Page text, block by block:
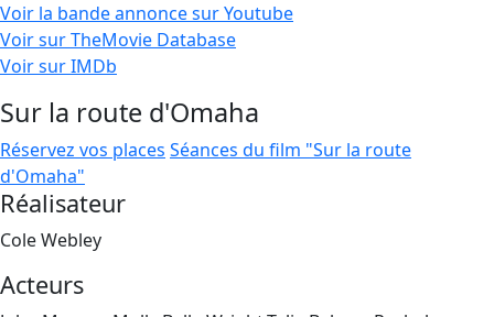
Voir la bande annonce sur Youtube
Voir sur TheMovie Database
Voir sur IMDb
Sur la route d'Omaha
Réservez vos places Séances du film "Sur la route
d'Omaha"
Réalisateur
Cole Webley
Acteurs